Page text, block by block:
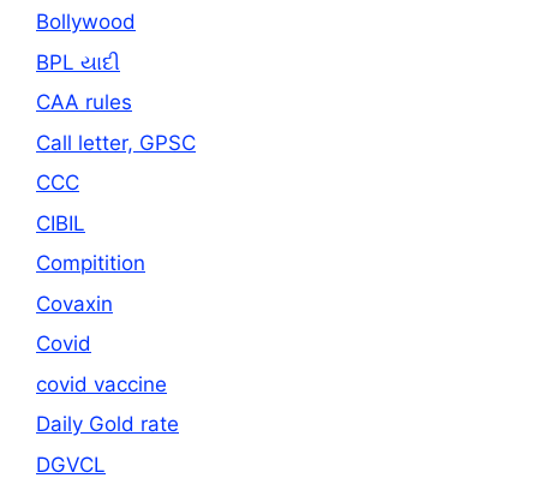
Bollywood
BPL યાદી
CAA rules
Call letter, GPSC
CCC
CIBIL
Compitition
Covaxin
Covid
covid vaccine
Daily Gold rate
DGVCL